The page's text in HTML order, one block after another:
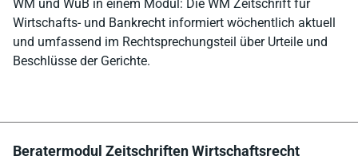
WM und WuB in einem Modul: Die WM Zeitschrift für
Wirtschafts- und Bankrecht informiert wöchentlich aktuell
und umfassend im Rechtsprechungsteil über Urteile und
Beschlüsse der Gerichte.
Beratermodul Zeitschriften Wirtschaftsrecht